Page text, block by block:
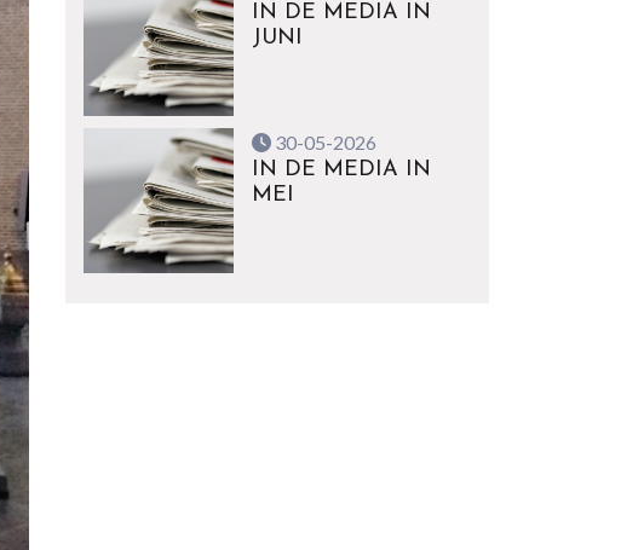
IN DE MEDIA IN
JUNI
30-05-2026
IN DE MEDIA IN
MEI